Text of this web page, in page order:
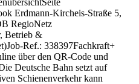
Erdmann-Kircheis-Straße 5,
RegioNetz
Betrieb &
Ref.: 338397Fachkraft+
über den QR-Code und
Deutsche Bahn setzt auf
Schienenverkehr kann